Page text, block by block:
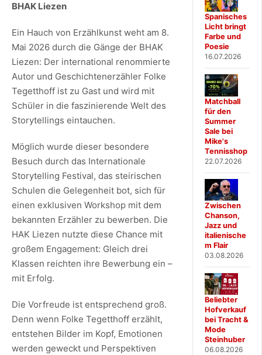
BHAK Liezen
Ein Hauch von Erzählkunst weht am 8.
Mai 2026 durch die Gänge der BHAK
Liezen: Der international renommierte
Autor und Geschichtenerzähler Folke
Tegetthoff ist zu Gast und wird mit
Schüler in die faszinierende Welt des
Storytellings eintauchen.
Möglich wurde dieser besondere
Besuch durch das Internationale
Storytelling Festival, das steirischen
Schulen die Gelegenheit bot, sich für
einen exklusiven Workshop mit dem
bekannten Erzähler zu bewerben. Die
HAK Liezen nutzte diese Chance mit
großem Engagement: Gleich drei
Klassen reichten ihre Bewerbung ein –
mit Erfolg.
Die Vorfreude ist entsprechend groß.
Denn wenn Folke Tegetthoff erzählt,
entstehen Bilder im Kopf, Emotionen
werden geweckt und Perspektiven
Spanisches
Licht bringt
Farbe und
Poesie
16.07.2026
Matchball
für den
Summer
Sale bei
Mike's
Tennisshop
22.07.2026
Zwischen
Chanson,
Jazz und
italienische
m Flair
03.08.2026
Beliebter
Hofverkauf
bei Tracht &
Mode
Steinhuber
06.08.2026